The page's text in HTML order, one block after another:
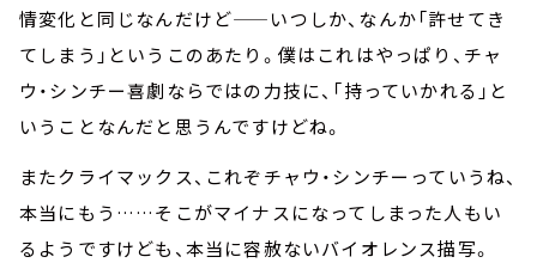
情変化と同じなんだけど——いつしか、なんか「許せてき
てしまう」というこのあたり。僕はこれはやっぱり、チャ
ウ・シンチー喜劇ならではの力技に、「持っていかれる」と
いうことなんだと思うんですけどね。
またクライマックス、これぞチャウ・シンチーっていうね、
本当にもう……そこがマイナスになってしまった人もい
るようですけども、本当に容赦ないバイオレンス描写。